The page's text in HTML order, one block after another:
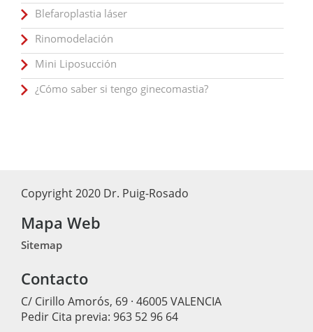
Blefaroplastia láser
Rinomodelación
Mini Liposucción
¿Cómo saber si tengo ginecomastia?
Copyright 2020 Dr. Puig-Rosado
Mapa Web
Sitemap
Contacto
C/ Cirillo Amorós, 69 · 46005 VALENCIA
Pedir Cita previa: 963 52 96 64